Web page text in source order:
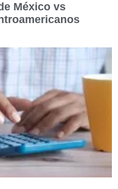
México vs